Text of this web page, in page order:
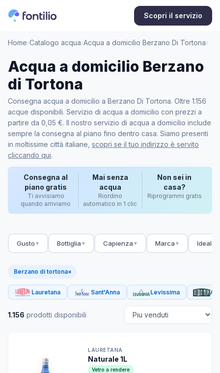
Scopri il servizio
Home›Catalogo acqua›Acqua a domicilio Berzano Di Tortona›
Acqua a domicilio Berzano
di Tortona
Consegna acqua a domicilio a Berzano Di Tortona. Oltre 1.156
acque disponibili. Servizio di acqua a domicilio con prezzi a
partire da 0,05 €. Il nostro servizio di acqua a domicilio include
sempre la consegna al piano fino dentro casa. Siamo presenti
in moltissime città italiane, scopri se il tuo indirizzo è servito
cliccando qui.
Consegna al
piano gratis
Ti avvisiamo
quando arriviamo
Mai senza
acqua
Riordino
automatico in 1 clic
Non sei in
casa?
Riprogrammi gratis
Gusto ▼ Bottiglia ▼ Capienza ▼ Marca ▼ Ideale
Berzano di tortona×
Lauretana Sant'Anna Levissima
1.156 prodotti disponibili
LAURETANA
Naturale 1L
Vetro a rendere